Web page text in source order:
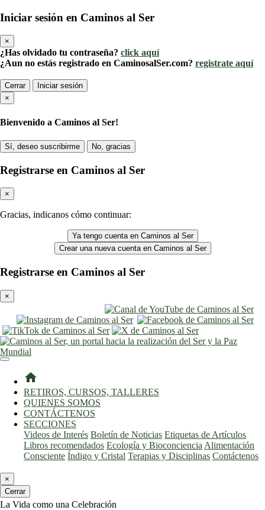
Iniciar sesión en Caminos al Ser
×
¿Has olvidado tu contraseña? click aquí
¿Aun no estás registrado en CaminosalSer.com? registrate aquí
Cerrar
Iniciar sesión
×
Bienvenido a Caminos al Ser!
Sí, deseo suscribirme No, gracias
Registrarse en Caminos al Ser
×
Gracias, indicanos cómo continuar:
Ya tengo cuenta en Caminos al Ser
Crear una nueva cuenta en Caminos al Ser
Registrarse en Caminos al Ser
×
home
RETIROS, CURSOS, TALLERES
QUIENES SOMOS
CONTÁCTENOS
SECCIONES
Videos de Interés Boletín de Noticias Etiquetas de Artículos
Libros recomendados Ecología y Bioconciencia Alimentación
Consciente Índigo y Cristal Terapias y Disciplinas Contáctenos
×
Cerrar
La Vida como una Celebración